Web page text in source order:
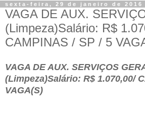
sexta-feira, 29 de janeiro de 2016
VAGA DE AUX.
(Limpeza)Salário: R$
CAMPINAS / SP / 5
VAGA DE AUX. SERVIÇOS
(Limpeza)Salário: R$ 1.070,00/
VAGA(S)